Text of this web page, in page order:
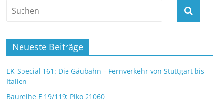
Neueste Beiträge
EK-Special 161: Die Gäubahn – Fernverkehr von Stuttgart bis
Italien
Baureihe E 19/119: Piko 21060